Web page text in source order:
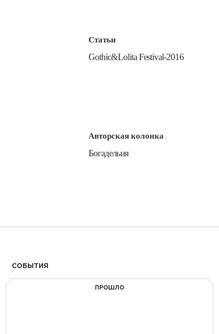
Статьи
​Gothic&Lolita Festival-2016
Авторская колонка
​Богадельня
СОБЫТИЯ
ПРОШЛО